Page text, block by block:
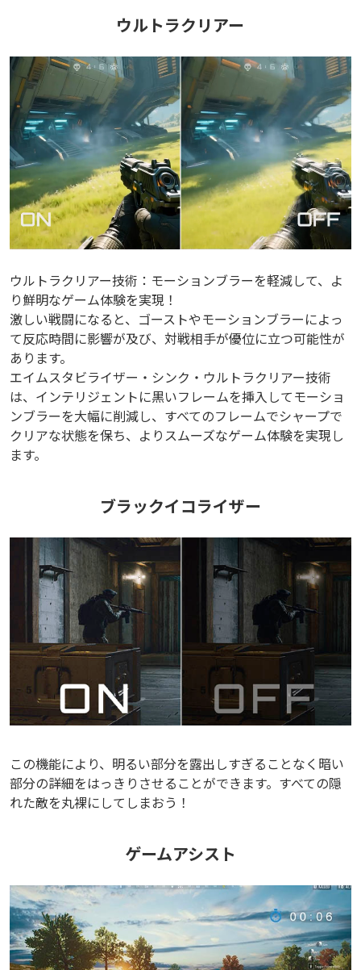
ウルトラクリアー
ウルトラクリアー技術：モーションブラーを軽減して、よ
り鮮明なゲーム体験を実現！
激しい戦闘になると、ゴーストやモーションブラーによっ
て反応時間に影響が及び、対戦相手が優位に立つ可能性が
あります。
エイムスタビライザー・シンク・ウルトラクリアー技術
は、インテリジェントに黒いフレームを挿入してモーショ
ンブラーを大幅に削減し、すべてのフレームでシャープで
クリアな状態を保ち、よりスムーズなゲーム体験を実現し
ます。
ブラックイコライザー
この機能により、明るい部分を露出しすぎることなく暗い
部分の詳細をはっきりさせることができます。すべての隠
れた敵を丸裸にしてしまおう！
ゲームアシスト